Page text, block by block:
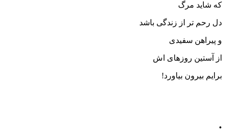
که شاید مرگ
دل رحم تر از زندگی باشد
و پیراهن سفیدی
از آستین روزهای اش
برایم بیرون بیاورد!
•